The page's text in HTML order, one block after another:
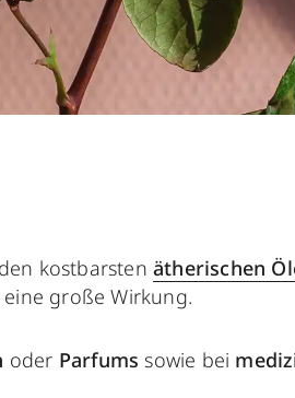
kostbarsten ätherischen
große Wirkung.
oder Parfums sowie bei